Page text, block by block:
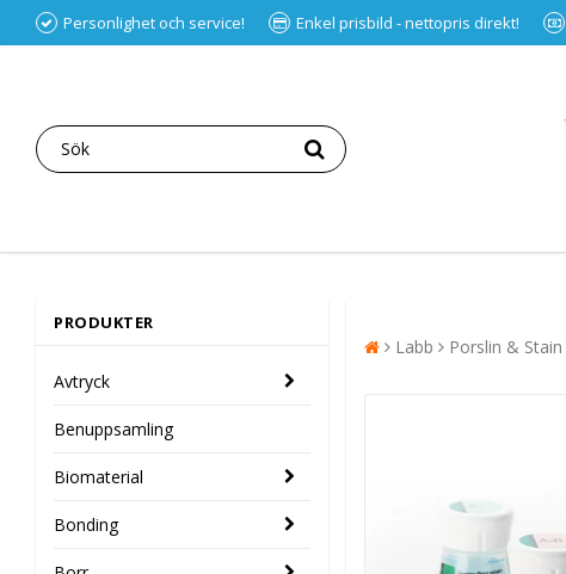
Personlighet och service! Enkel prisbild - nettopris direkt!
PRODUKTER
Avtryck
Benuppsamling
Biomaterial
Bonding
Labb Porslin & Stain